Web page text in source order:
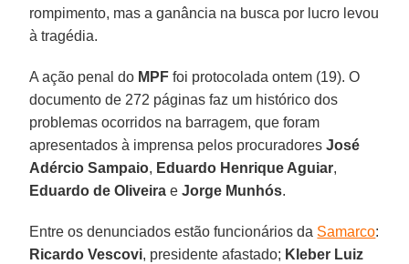
rompimento, mas a ganância na busca por lucro levou
à tragédia.
A ação penal do MPF foi protocolada ontem (19). O
documento de 272 páginas faz um histórico dos
problemas ocorridos na barragem, que foram
apresentados à imprensa pelos procuradoresJosé
Adércio Sampaio, Eduardo Henrique Aguiar,
Eduardo de Oliveira eJorge Munhós.
Entre os denunciados estão funcionários da Samarco:
Ricardo Vescovi, presidente afastado; Kleber Luiz